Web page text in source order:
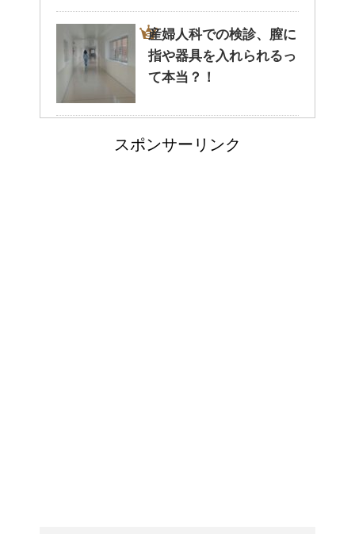
癒しを与えてくれるメダカ。そ
の産卵時期はいつ？
産婦人科での検診、膣に
指や器具を入れられるっ
て本当？！
どっちが正しいの?!夜間
スポンサーリンク